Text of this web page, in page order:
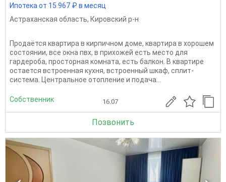
Ипотека от 15 967 ₽ в месяц
Астраханская область, Кировский р-н
Продаётся квартира в кирпичном доме, квартира в хорошем
состоянии, все окна пвх, в прихожей есть место для
гардероба, просторная комната, есть балкон. В квартире
остается встроенная кухня, встроенный шкаф, сплит-
система. Центральное отопление и подача...
Собственник 16.07
Позвонить